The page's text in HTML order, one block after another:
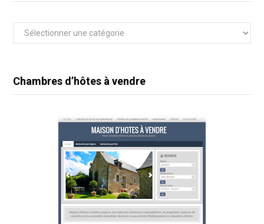
Catégories
Chambres d’hôtes à vendre